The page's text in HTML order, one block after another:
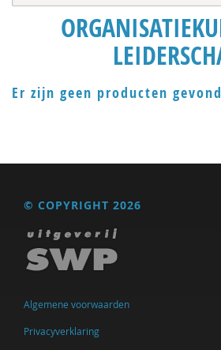
Herman van den Bosch
R. Brohm
Laurens de Graaf
Michiel de Ronde
Marcel de Rooij
Ineke de Vries
Otto Dellemann
Willem den Hartog
Er zijn geen producten
© COPYRIGHT 2026
Algemene voorwaarden
Privacyverklaring